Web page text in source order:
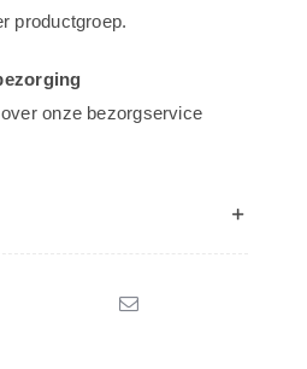
productgroep.
onze bezorgservice